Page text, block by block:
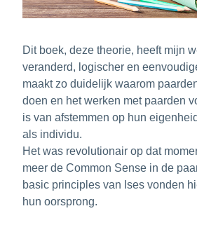
Dit boek, deze theorie, heeft mijn
veranderd, logischer en
maakt zo duidelijk waarom
doen en het werken met paarden
is van afstemmen op hun
als individu.
Het was revolutionair op dat
meer de Common Sense in de
basic principles van Ises vonden
hun oorsprong.